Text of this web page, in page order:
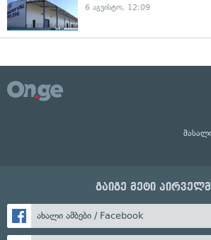
6 აგვისტო, 12:09
გაიგე მეტი
ახალი ამბები / Facebook